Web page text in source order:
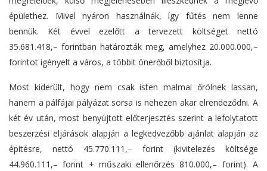
épülethez. Mivel nyáron használnák, így fűtés nem lenne
bennük. Két évvel ezelőtt a tervezett költséget nettó
35.681.418,– forintban határozták meg, amelyhez 20.000.000,–
forintot igényelt a város, a többit önerőből biztosítja.
Most kiderült, hogy nem csak isten malmai őrölnek lassan,
hanem a pálfájai pályázat sorsa is nehezen akar elrendeződni. A
két év után, most benyújtott előterjesztés szerint a lefolytatott
beszerzési eljárások alapján a legkedvezőbb ajánlat alapján az
építésre, nettó 45.770.111,– forint (kivitelezés költsége
44.960.111,– forint + műszaki ellenőrzés 810.000,– forint). A